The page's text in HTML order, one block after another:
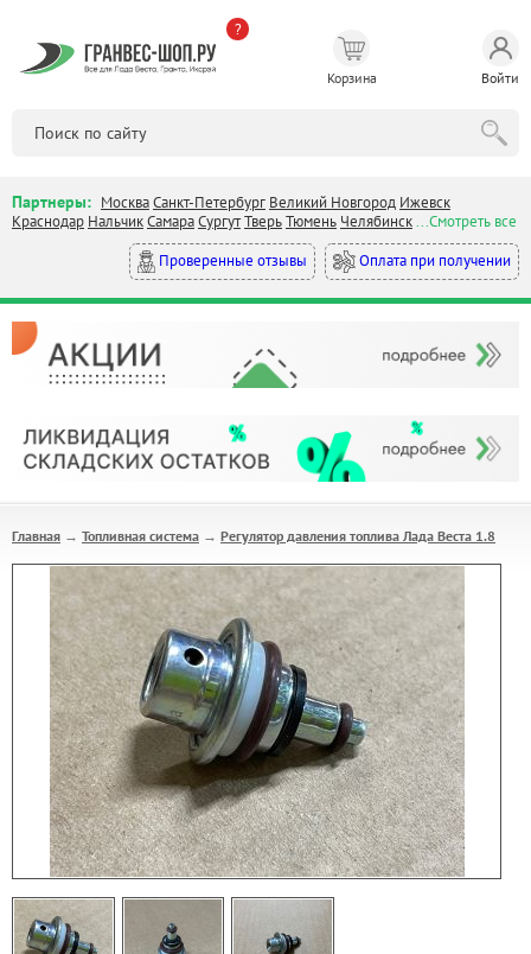
?
Корзина Войти
Партнеры: МоскваСанкт-Петербург Великий Новгород Ижевск
Краснодар НальчикСамараСургутТверьТюмень Челябинск...Смотреть все
Проверенные отзывы
Оплата при получении
Главная → Топливная система → Регулятор давления топлива Лада Веста 1.8